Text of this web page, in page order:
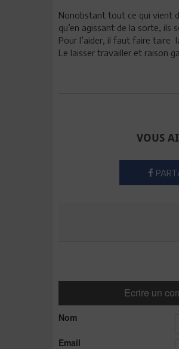
Nonobstant tout ce qui vient
qu’en agissant de la sorte, ils
Pour l’aider, il faut faire taire
Le laisser travailler et raison
VOUS
Ecrire un
Nom
Email